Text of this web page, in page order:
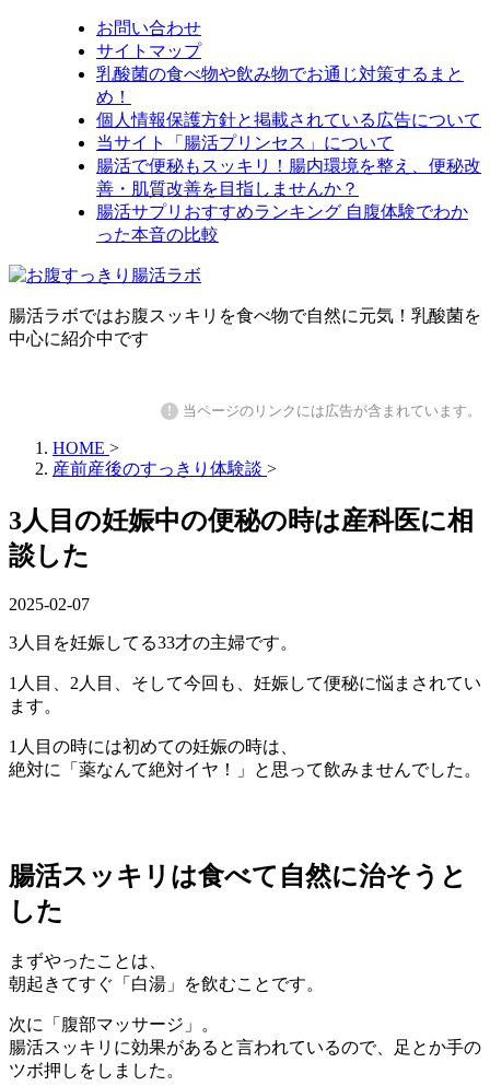
お問い合わせ
サイトマップ
乳酸菌の食べ物や飲み物でお通じ対策するまと
め！
個人情報保護方針と掲載されている広告について
当サイト「腸活プリンセス」について
腸活で便秘もスッキリ！腸内環境を整え、便秘改
善・肌質改善を目指しませんか？
腸活サプリおすすめランキング 自腹体験でわか
った本音の比較
腸活ラボではお腹スッキリを食べ物で自然に元気！乳酸菌を
中心に紹介中です
! 当ページのリンクには広告が含まれています。
HOME >
産前産後のすっきり体験談 >
3人目の妊娠中の便秘の時は産科医に相
談した
2025-02-07
3人目を妊娠してる33才の主婦です。
1人目、2人目、そして今回も、妊娠して便秘に悩まされてい
ます。
1人目の時には初めての妊娠の時は、
絶対に「薬なんて絶対イヤ！」と思って飲みませんでした。
腸活スッキリは食べて自然に治そうと
した
まずやったことは、
朝起きてすぐ「白湯」を飲むことです。
次に「腹部マッサージ」。
腸活スッキリに効果があると言われているので、足とか手の
ツボ押しをしました。